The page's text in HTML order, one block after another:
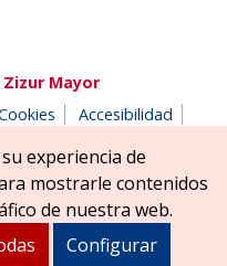
Mayor
Accesibilidad
Zizur Mayor-Zizur
experiencia de
mostrarle contenidos
de nuestra web.
Configurar